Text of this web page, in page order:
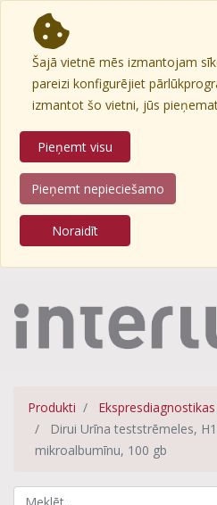
Šajā vietnē mēs izmantojam
pareizi konfigurējiet
izmantot šo vietni, jūs
Pieņemt visu
Pieņemt nepieciešamo
Noraidīt
Produkti
Dirui Urīna teststrēmeles,
mikroalbumīnu, 100 gb